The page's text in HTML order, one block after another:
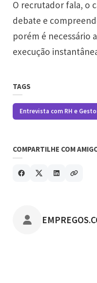
O recrutador fala, o
debate e
porém é necessário
execução
TAGS
Entrevista com RH e
COMPARTILHE COM
POSTADO